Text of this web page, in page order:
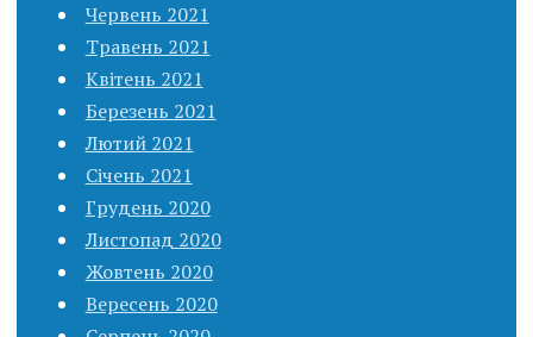
Червень 2021
Травень 2021
Квітень 2021
Березень 2021
Лютий 2021
Січень 2021
Грудень 2020
Листопад 2020
Жовтень 2020
Вересень 2020